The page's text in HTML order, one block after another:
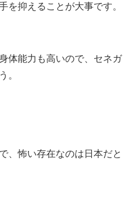
を抑えることが大事です。
体能力も高いので、セネガ
。
、怖い存在なのは日本だと